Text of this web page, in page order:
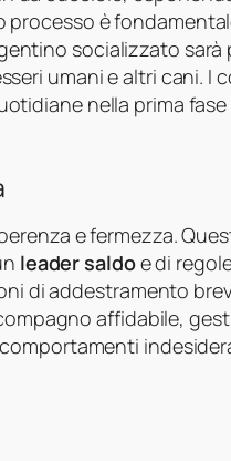
processo è
socializzato sarà
umani e altri cani. I
nella prima fase
e fermezza.
leader saldoe di
di addestramento
affidabile,